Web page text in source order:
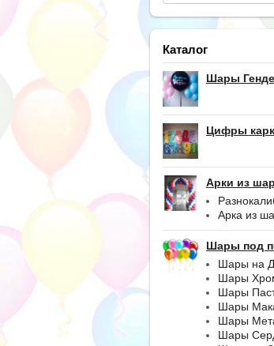
Каталог
Шары
Цифры
Арки из
Арка из
Шары под
Шары на
Шары
Шары
Шары
Шары
Шары